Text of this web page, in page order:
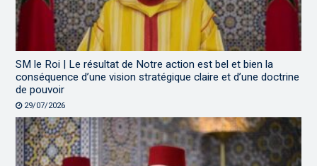
SM le Roi | Le résultat de Notre action est bel et bien la
conséquence d’une vision stratégique claire et d’une doctrine
de pouvoir
29/07/2026